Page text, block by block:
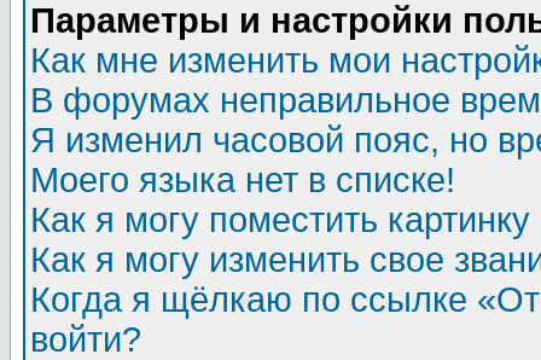
Параметры и настройки
Как мне изменить мои
В форумах неправильное
Я изменил часовой пояс, но
Моего языка нет в списке!
Как я могу поместить
Как я могу изменить свое
Когда я щёлкаю по ссылке
войти?